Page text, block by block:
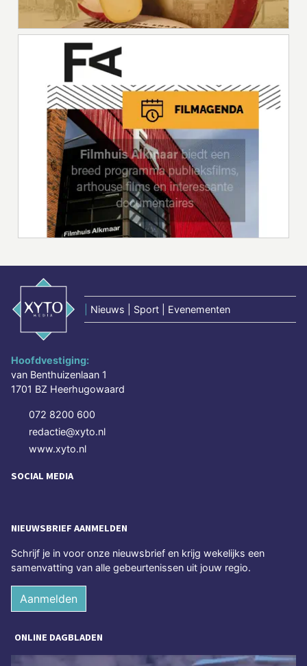
Nieuws | Sport | Evenementen
Hoofdvestiging:
van Benthuizenlaan 1
1701 BZ Heerhugowaard
072 8200 600
redactie@xyto.nl
www.xyto.nl
SOCIAL MEDIA
NIEUWSBRIEF AANMELDEN
Schrijf je in voor onze nieuwsbrief en krijg wekelijks een
samenvatting van alle gebeurtenissen uit jouw regio.
Aanmelden
ONLINE DAGBLADEN